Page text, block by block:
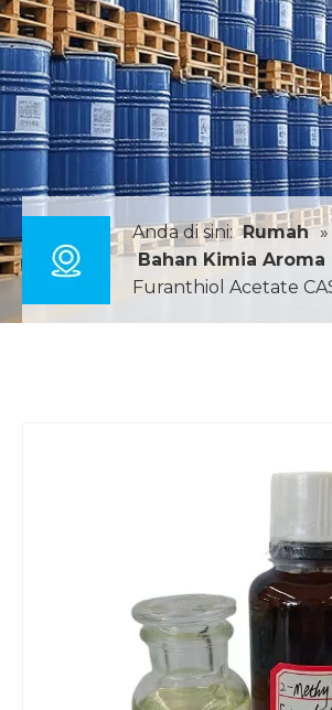
Anda di sini: Rumah »
Bahan Kimia Aroma
Furanthiol Acetate